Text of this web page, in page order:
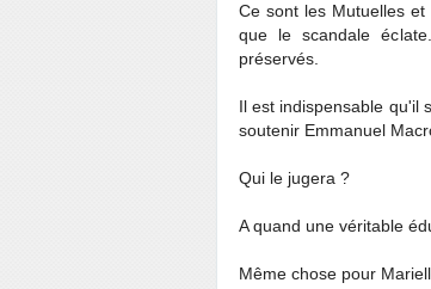
Ce sont les Mutuelles
que le scandale
préservés.
Il est indispensable qu'il
soutenir Emmanuel
Qui le jugera ?
A quand une véritable
Même chose pour